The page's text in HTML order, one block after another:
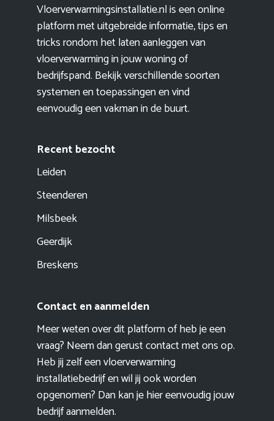
Vloerverwarmingsinstallatie.nl is een online
platform met uitgebreide informatie, tips en
tricks rondom het laten aanleggen van
vloerverwarming in jouw woning of
bedrijfspand. Bekijk verschillende soorten
systemen en toepassingen en vind
eenvoudig een vakman in de buurt.
Recent bezocht
Leiden
Steenderen
Milsbeek
Geerdijk
Breskens
Contact en aanmelden
Meer weten over dit platform of heb je een
vraag? Neem dan gerust contact met ons op.
Heb jij zelf een vloerverwarming
installatiebedrijf en wil jij ook worden
opgenomen? Dan kan je hier eenvoudigjouw
bedrijf aanmelden.